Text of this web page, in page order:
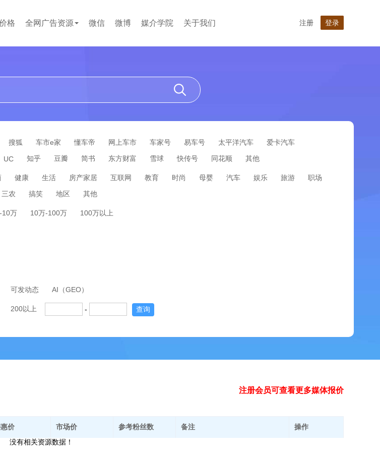
格 全网广告资源
百度百科 短视频
微信 微博 媒介学院 关于我们 注册 登录
搜狐 车市e家 懂车帝 网上车市 车家号 易车号 太平洋汽车
爱卡汽车
UC 知乎 豆瓣 简书 东方财富 雪球 快传号 同花顺 其他
健康 生活 房产家居 互联网 教育 时尚 母婴 汽车 娱乐 旅游
职场
三农 搞笑 地区 其他
10万 10万-100万 100万以上
可发动态 AI（GEO）
200以上 - 查询
注册会员可查看更多媒体报价
价 市场价 参考粉丝数 备注
操作
没有相关资源数据！